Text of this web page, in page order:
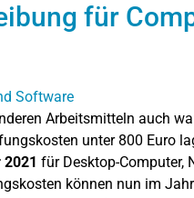
für
Arbeitsmitteln auch
unter 800 Euro
für Desktop-Computer,
können nun im